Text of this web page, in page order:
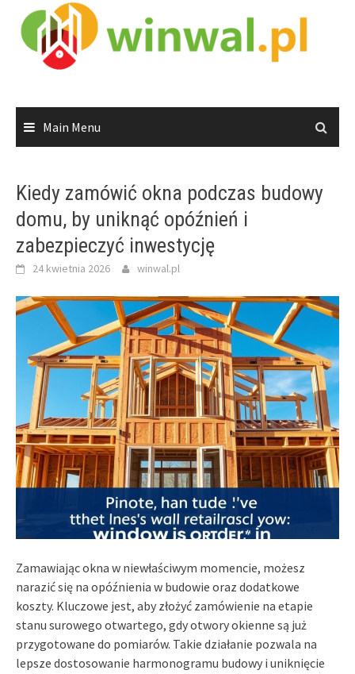
content
Main Menu
Kiedy zamówić okna podczas budowy
domu, by uniknąć opóźnień i
zabezpieczyć inwestycję
24 kwietnia 2026 winwal.pl
Zamawiając okna w niewłaściwym momencie, możesz
narazić się na opóźnienia w budowie oraz dodatkowe
koszty. Kluczowe jest, aby złożyć zamówienie na etapie
stanu surowego otwartego, gdy otwory okienne są już
przygotowane do pomiarów. Takie działanie pozwala na
lepsze dostosowanie harmonogramu budowy i uniknięcie